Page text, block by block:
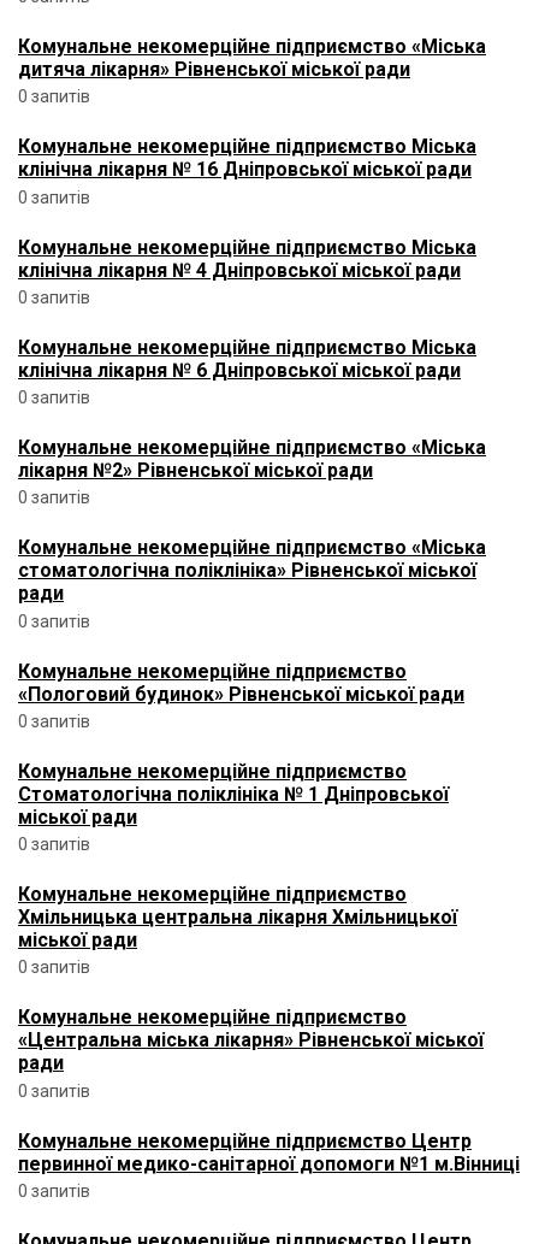
Комунальне некомерційне підприємство «Міська
дитяча лікарня» Рівненської міської ради
0 запитів
Комунальне некомерційне підприємство Міська
клінічна лікарня № 16 Дніпровської міської ради
0 запитів
Комунальне некомерційне підприємство Міська
клінічна лікарня № 4 Дніпровської міської ради
0 запитів
Комунальне некомерційне підприємство Міська
клінічна лікарня № 6 Дніпровської міської ради
0 запитів
Комунальне некомерційне підприємство «Міська
лікарня №2» Рівненської міської ради
0 запитів
Комунальне некомерційне підприємство «Міська
стоматологічна поліклініка» Рівненської міської
ради
0 запитів
Комунальне некомерційне підприємство
«Пологовий будинок» Рівненської міської ради
0 запитів
Комунальне некомерційне підприємство
Стоматологічна поліклініка № 1 Дніпровської
міської ради
0 запитів
Комунальне некомерційне підприємство
Хмільницька центральна лікарня Хмільницької
міської ради
0 запитів
Комунальне некомерційне підприємство
«Центральна міська лікарня» Рівненської міської
ради
0 запитів
Комунальне некомерційне підприємство Центр
первинної медико-санітарної допомоги №1 м.Вінниці
0 запитів